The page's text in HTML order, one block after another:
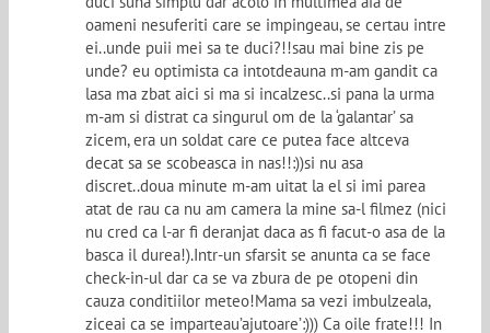
oameni nesuferiti care se impingeau, se certau intre
ei..unde puii mei sa te duci?!!sau mai bine zis pe
unde? eu optimista ca intotdeauna m-am gandit ca
lasa ma zbat aici si ma si incalzesc..si pana la urma
m-am si distrat ca singurul om de la ‘galantar’ sa
zicem, era un soldat care ce putea face altceva
decat sa se scobeasca in nas!!:))si nu asa
discret..doua minute m-am uitat la el si imi parea
atat de rau ca nu am camera la mine sa-l filmez (nici
nu cred ca l-ar fi deranjat daca as fi facut-o asa de la
basca il durea!).Intr-un sfarsit se anunta ca se face
check-in-ul dar ca se va zbura de pe otopeni din
cauza conditiilor meteo!Mama sa vezi imbulzeala,
ziceai ca se imparteau’ajutoare’:))) Ca oile frate!!! In